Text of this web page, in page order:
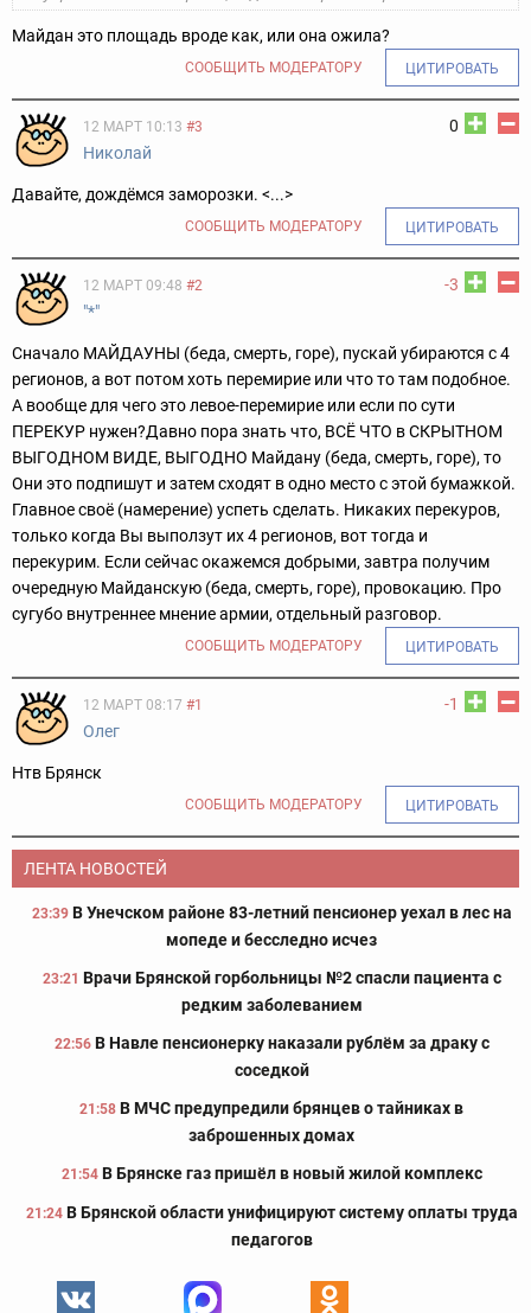
Майдан это площадь вроде как, или она ожила?
СООБЩИТЬ МОДЕРАТОРУ ЦИТИРОВАТЬ
0
12 МАРТ 10:13 #3
Николай
Давайте, дождёмся заморозки. <...>
СООБЩИТЬ МОДЕРАТОРУ ЦИТИРОВАТЬ
-3
12 МАРТ 09:48 #2
"*"
Сначало МАЙДАУНЫ (беда, смерть, горе), пускай убираются с 4
регионов, а вот потом хоть перемирие или что то там подобное.
А вообще для чего это левое-перемирие или если по сути
ПЕРЕКУР нужен?Давно пора знать что, ВСЁ ЧТО в СКРЫТНОМ
ВЫГОДНОМ ВИДЕ, ВЫГОДНО Майдану (беда, смерть, горе), то
Они это подпишут и затем сходят в одно место с этой бумажкой.
Главное своё (намерение) успеть сделать. Никаких перекуров,
только когда Вы выползут их 4 регионов, вот тогда и
перекурим. Если сейчас окажемся добрыми, завтра получим
очередную Майданскую (беда, смерть, горе), провокацию. Про
сугубо внутреннее мнение армии, отдельный разговор.
СООБЩИТЬ МОДЕРАТОРУ ЦИТИРОВАТЬ
-1
12 МАРТ 08:17 #1
Олег
Нтв Брянск
СООБЩИТЬ МОДЕРАТОРУ ЦИТИРОВАТЬ
ЛЕНТА НОВОСТЕЙ
23:39 В Унечском районе 83-летний пенсионер уехал в лес на
мопеде и бесследно исчез
23:21 Врачи Брянской горбольницы №2 спасли пациента с
редким заболеванием
22:56 В Навле пенсионерку наказали рублём за драку с
соседкой
21:58 В МЧС предупредили брянцев о тайниках в
заброшенных домах
21:54 В Брянске газ пришёл в новый жилой комплекс
21:24 В Брянской области унифицируют систему оплаты труда
педагогов